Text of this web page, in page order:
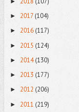
► 2017(104)
► 2016(117)
► 2015 (124)
► 2014(130)
► 2013 (177)
► 2012 (206)
► 2011 (219)